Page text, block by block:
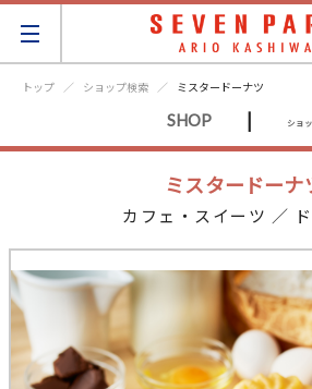
トップ ショップ検索 ミスタードーナツ
SHOP | ショ
ミスタードーナ
カフェ・スイーツ ／